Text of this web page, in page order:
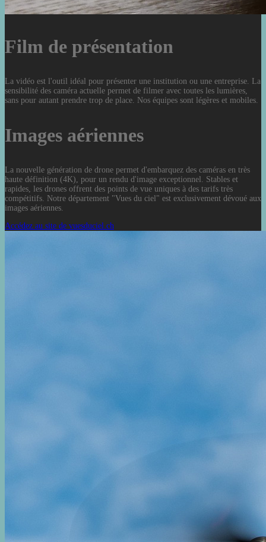
Film de présentation
La vidéo est l'outil idéal pour présenter une institution ou une entreprise. La
sensibilité des caméra actuelle permet de filmer avec toutes les lumières,
sans pour autant prendre trop de place. Nos équipes sont légères et mobiles.
Images aériennes
La nouvelle génération de drone permet d'embarquez des caméras en très
haute définition (4K), pour un rendu d'image exceptionnel. Stables et
rapides, les drones offrent des points de vue uniques à des tarifs très
compétitifs. Notre département "Vues du ciel" est exclusivement dévoué aux
images aériennes.
Accédez au site de vuesduciel.ch